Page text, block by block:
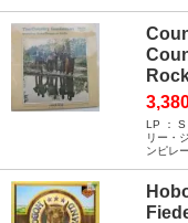
LP ： S
リー・
ンピレ